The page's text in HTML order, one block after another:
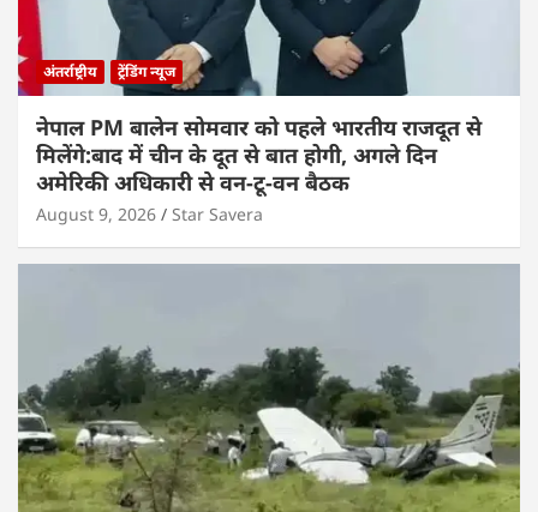
अंतर्राष्ट्रीय ट्रेंडिंग न्यूज
नेपाल PM बालेन सोमवार को पहले भारतीय राजदूत से
मिलेंगे:बाद में चीन के दूत से बात होगी, अगले दिन
अमेरिकी अधिकारी से वन-टू-वन बैठक
August 9, 2026 Star Savera